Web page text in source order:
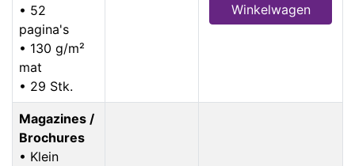
• 52
pagina's
• 130 g/m²
mat
• 29 Stk.
Winkelwagen
Magazines /
Brochures
• Klein